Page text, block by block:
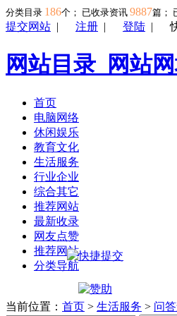
分类目录 186个； 已收录资讯 9887篇；
提交网站 | 注册 | 登陆 |
网站目录_网站
首页
电脑网络
休闲娱乐
教育文化
生活服务
行业企业
综合其它
推荐网站
最新收录
网友点赞
推荐网站
分类导航
当前位置： 首页 > 生活服务 > 问